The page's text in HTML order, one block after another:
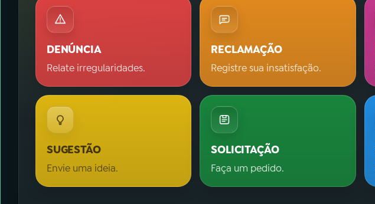
DENÚNCIA
Relate irregularidades.
RECLAMAÇÃO
Registre sua insatisfação.
SUGESTÃO
Envie uma ideia.
SOLICITAÇÃO
Faça um pedido.